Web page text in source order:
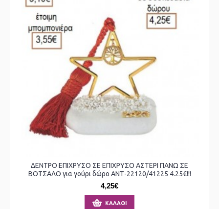
ΔΕΝΤΡΟ ΕΠΙΧΡΥΣΟ ΣΕ ΕΠΙΧΡΥΣΟ ΑΣΤΕΡΙ ΠΑΝΩ ΣΕ
ΒΟΤΣΑΛΟ για γούρι δώρο ΑΝΤ-22120/41225 4.25€!!!
4,25€
ΚΑΛΆΘΙ